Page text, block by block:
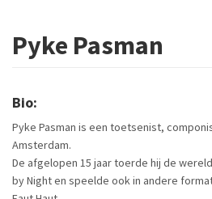
Pyke Pasman
Bio:
Pyke Pasman is een toetsenist,
Amsterdam.
De afgelopen 15 jaar toerde hij de
by Night en speelde ook in andere